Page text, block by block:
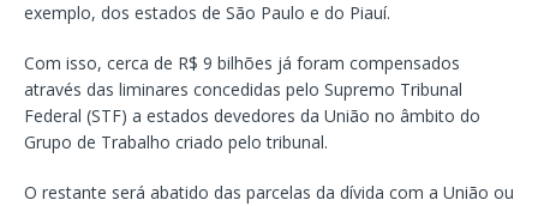
exemplo, dos estados de São Paulo e do Piauí.
Com isso, cerca de R$ 9 bilhões já foram compensados
através das liminares concedidas pelo Supremo Tribunal
Federal (STF) a estados devedores da União no âmbito do
Grupo de Trabalho criado pelo tribunal.
O restante será abatido das parcelas da dívida com a União ou